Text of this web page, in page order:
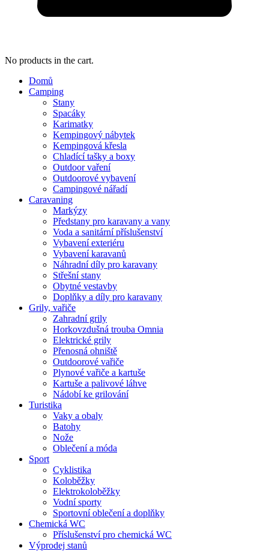
No products in the cart.
Domů
Camping
Stany
Spacáky
Karimatky
Kempingový nábytek
Kempingová křesla
Chladící tašky a boxy
Outdoor vaření
Outdoorové vybavení
Campingové nářadí
Caravaning
Markýzy
Předstany pro karavany a vany
Voda a sanitární příslušenství
Vybavení exteriéru
Vybavení karavanů
Náhradní díly pro karavany
Střešní stany
Obytné vestavby
Doplňky a díly pro karavany
Grily, vařiče
Zahradní grily
Horkovzdušná trouba Omnia
Elektrické grily
Přenosná ohniště
Outdoorové vařiče
Plynové vařiče a kartuše
Kartuše a palivové láhve
Nádobí ke grilování
Turistika
Vaky a obaly
Batohy
Nože
Oblečení a móda
Sport
Cyklistika
Koloběžky
Elektrokoloběžky
Vodní sporty
Sportovní oblečení a doplňky
Chemická WC
Příslušenství pro chemická WC
Výprodej stanů